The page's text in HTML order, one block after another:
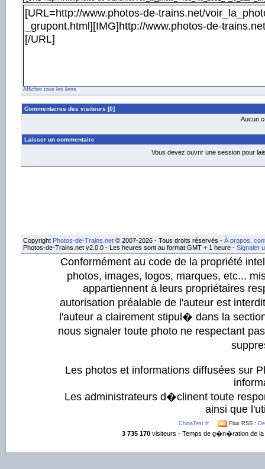
Afficher tous les liens
Commentaires des visiteurs [0]
Aucun
Laisser un commentaire
Vous devez ouvrir une session pour
Copyright Photos-de-Trains.net © 2007-2026 - Tous droits réservés - À propos,
Photos-de-Trains.net v2.0.0 - Les heures sont au format GMT + 1 heure - Signaler
Conformément au code de la propriété
photos, images, logos, marques, etc...
appartiennent à leurs propriétaires
autorisation préalable de l'auteur est
l'auteur a clairement stipul� dans la
nous signaler toute photo ne respectant
Les photos et informations diffusées sur
Les administrateurs d�clinent toute
ainsi que
ChinaTest.fr Flux RSS :
3 735 170visiteurs - Temps de g�n�ration de